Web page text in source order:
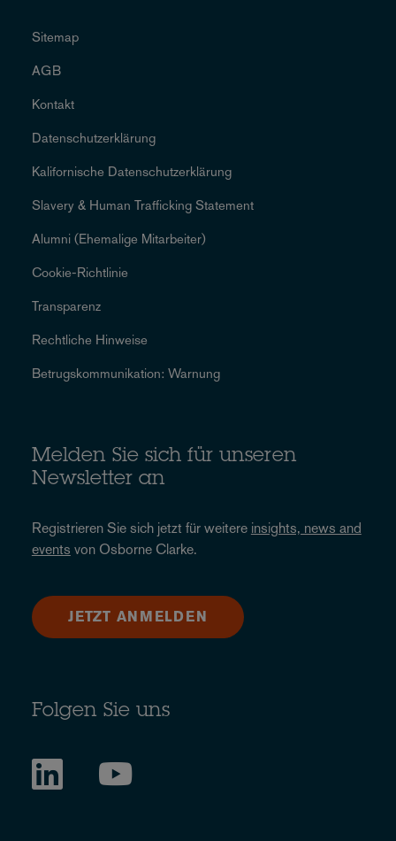
Sitemap
AGB
Kontakt
Datenschutzerklärung
Kalifornische Datenschutzerklärung
Slavery & Human Trafficking Statement
Alumni (Ehemalige Mitarbeiter)
Cookie-Richtlinie
Transparenz
Rechtliche Hinweise
Betrugskommunikation: Warnung
Melden Sie sich für unseren
Newsletter an
Registrieren Sie sich jetzt für weitere insights, news and
events von Osborne Clarke.
JETZT ANMELDEN
Folgen Sie uns